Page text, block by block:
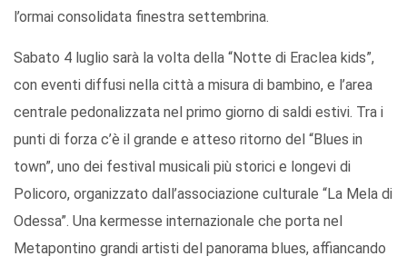
l’ormai consolidata finestra settembrina.
Sabato 4 luglio sarà la volta della “Notte di Eraclea kids”,
con eventi diffusi nella città a misura di bambino, e l’area
centrale pedonalizzata nel primo giorno di saldi estivi. Tra i
punti di forza c’è il grande e atteso ritorno del “Blues in
town”, uno dei festival musicali più storici e longevi di
Policoro, organizzato dall’associazione culturale “La Mela di
Odessa”. Una kermesse internazionale che porta nel
Metapontino grandi artisti del panorama blues, affiancando